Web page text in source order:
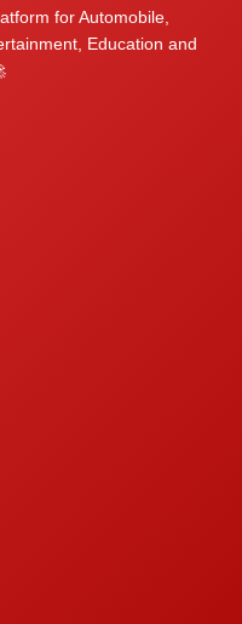
for Automobile,
Education and